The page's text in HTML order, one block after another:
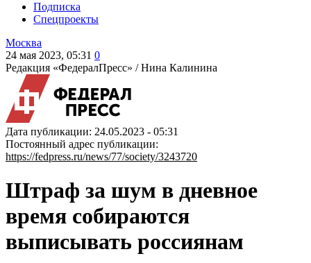
Подписка
Спецпроекты
Москва
24 мая 2023, 05:31 0
Редакция «ФедералПресс» /Нина Калинина
Дата публикации: 24.05.2023 - 05:31
Постоянный адрес публикации:
https://fedpress.ru/news/77/society/3243720
Штраф за шум в дневное
время собираются
выписывать россиянам